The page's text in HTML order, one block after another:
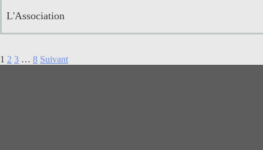
L'Association
1 2 3 … 8 Suivant